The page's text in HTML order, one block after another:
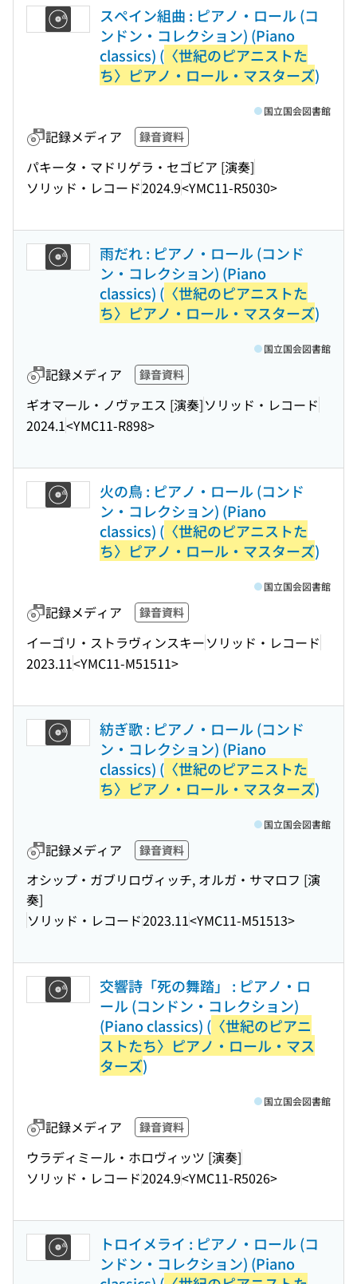
スペイン組曲 : ピアノ・ロール (コ
ンドン・コレクション) (Piano
classics) ( 〈世紀のピアニストた
ち〉ピアノ・ロール・マスターズ)
記録メディア 録音資料
パキータ・マドリゲラ・セゴビア [演奏]
ソリッド・レコード2024.9<YMC11-R5030>
国立国会図書館
雨だれ : ピアノ・ロール (コンド
ン・コレクション) (Piano
classics) ( 〈世紀のピアニストた
ち〉ピアノ・ロール・マスターズ)
記録メディア 録音資料
ギオマール・ノヴァエス [演奏]ソリッド・レコード
2024.1<YMC11-R898>
国立国会図書館
火の鳥 : ピアノ・ロール (コンド
ン・コレクション) (Piano
classics) ( 〈世紀のピアニストた
ち〉ピアノ・ロール・マスターズ)
記録メディア 録音資料
イーゴリ・ストラヴィンスキーソリッド・レコード
2023.11<YMC11-M51511>
国立国会図書館
紡ぎ歌 : ピアノ・ロール (コンド
ン・コレクション) (Piano
classics) ( 〈世紀のピアニストた
ち〉ピアノ・ロール・マスターズ)
記録メディア 録音資料
オシップ・ガブリロヴィッチ, オルガ・サマロフ [演
奏]
ソリッド・レコード2023.11<YMC11-M51513>
国立国会図書館
交響詩「死の舞踏」 : ピアノ・ロ
ール (コンドン・コレクション)
(Piano classics) ( 〈世紀のピアニ
ストたち〉ピアノ・ロール・マス
ターズ)
記録メディア 録音資料
ウラディミール・ホロヴィッツ [演奏]
ソリッド・レコード2024.9<YMC11-R5026>
国立国会図書館
トロイメライ : ピアノ・ロール (コ
ンドン・コレクション) (Piano